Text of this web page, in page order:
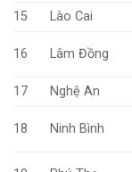
15
Lào Cai
16 Lâm Đồng
17 Nghệ An
18 Ninh Bình